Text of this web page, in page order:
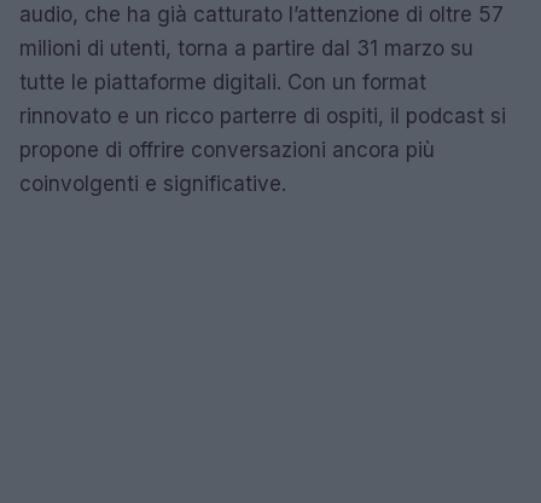
audio, che ha già catturato l’attenzione di oltre 57
milioni di utenti, torna a partire dal 31 marzo su
tutte le piattaforme digitali. Con un format
rinnovato e un ricco parterre di ospiti, il podcast si
propone di offrire conversazioni ancora più
coinvolgenti e significative.